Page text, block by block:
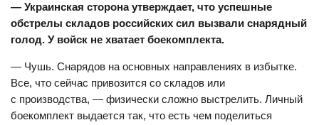
— Украинская сторона утверждает, что успешные
обстрелы складов российских сил вызвали снарядный
голод. У войск не хватает боекомплекта.
— Чушь. Снарядов на основных направлениях в избытке.
Все, что сейчас привозится со складов или
с производства, — физически сложно выстрелить. Личный
боекомплект выдается так, что есть чем поделиться